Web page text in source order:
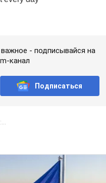
- подписывайся на
канал
Подписаться